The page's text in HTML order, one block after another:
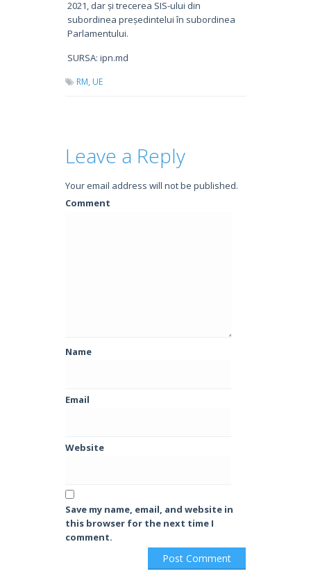
2021, dar și trecerea SIS-ului din
subordinea președintelui în subordinea
Parlamentului.
SURSA: ipn.md
RM, UE
Leave a Reply
Your email address will not be published.
Comment
Name
Email
Website
Save my name, email, and website in
this browser for the next time I
comment.